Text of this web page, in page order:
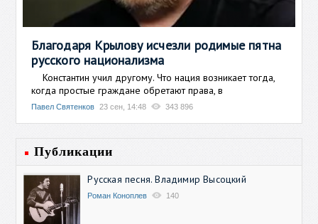
Благодаря Крылову исчезли родимые пятна
русского национализма
Константин учил другому. Что нация возникает тогда,
когда простые граждане обретают права, в
Павел Святенков 23 сен, 14:48 343 896
Публикации
Русская песня. Владимир Высоцкий
Роман Коноплев 140